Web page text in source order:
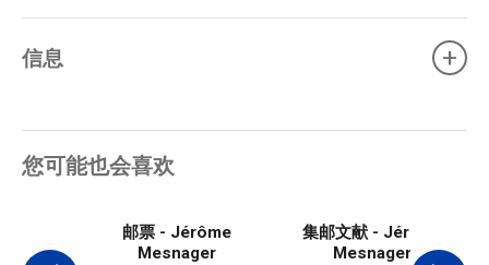
信息 +
您可能也会喜欢
邮票 - Jérôme
Mesnager
集邮文献 - Jérôme
Mesnagen